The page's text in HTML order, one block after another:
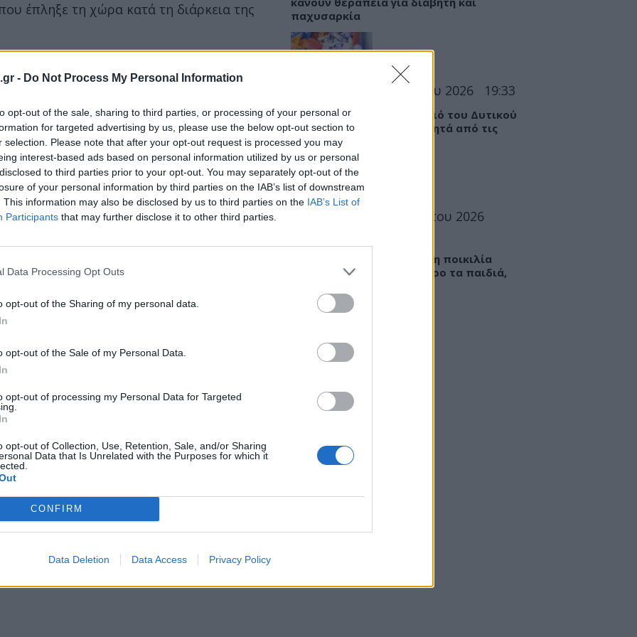
- Do Not Process My Personal Information
opt-out of the sale, sharing to third parties, or processing of your personal or
for targeted advertising by us, please use the below opt-out section to
selection. Please note that after your opt-out request is processed you may
interest-based ads based on personal information utilized by us or personal
to third parties prior to your opt-out. You may separately opt-out of the
of your personal information by third parties on the IAB’s list of downstream
This information may also be disclosed by us to third parties on the IAB’s List of
Participants that may further disclose it to other third parties.
Data Processing Opt Outs
opt-out of the Sharing of my personal data.
opt-out of the Sale of my Personal Data.
opt-out of processing my Personal Data for Targeted
opt-out of Collection, Use, Retention, Sale, and/or Sharing
Data that Is Unrelated with the Purposes for which it
CONFIRM
Data Deletion Data Access Privacy Policy
έπληξε τη χώρα κατά τη διάρκεια της
στην έρευνα και διάσωση αυτή τη στιγμή»,
δήλωση στο Reuters.
για τη φροντίδα των τραυματιών και
υγείας στις πληγείσες περιοχές»
παχυσαρκία
07 Αυγούστου 2026 19:33
ΙΣΑ: «Καμπανάκι» για τον ιό του Δυτικού
Νείλου στην Αττική – Τι ζητά από τις
Αρχές
07 Αυγούστου 2026
Κεχρί: Πώς μια ενισχυμένη ποικιλία
μπορεί να «γεμίσει» σίδηρο τα παιδιά,